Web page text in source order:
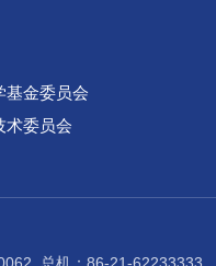
基金委员会
术委员会